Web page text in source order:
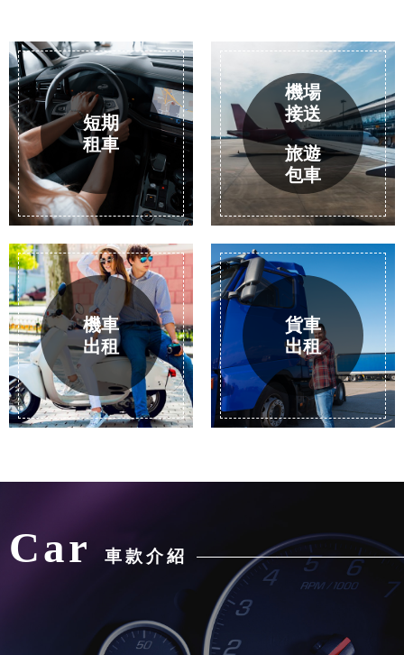
短期
租車
接送
旅遊
包車
機車
出租
貨車
出租
Car
Previous